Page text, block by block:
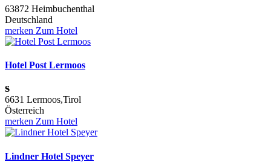
63872 Heimbuchenthal
Deutschland
merken Zum Hotel
Hotel Post Lermoos
s
6631 Lermoos,Tirol
Österreich
merken Zum Hotel
Lindner Hotel Speyer